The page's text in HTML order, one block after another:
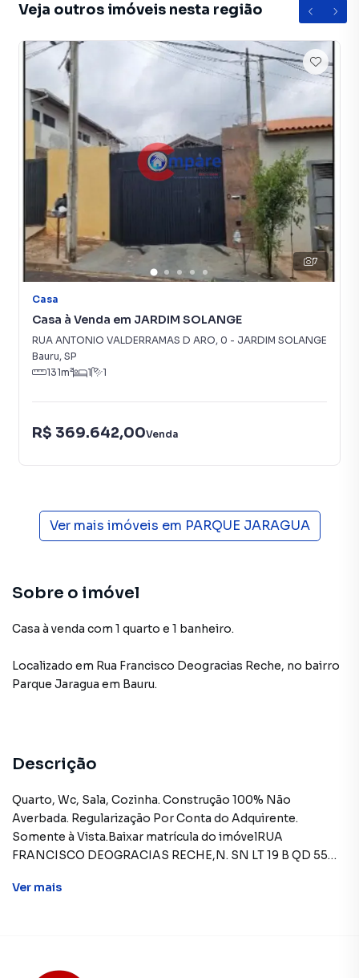
Veja outros imóveis nesta região
7
Casa
Casa à Venda em JARDIM SOLANGE
RUA ANTONIO VALDERRAMAS D ARO, 0 - JARDIM SOLANGE
Bauru, SP
131m² 1 1
R$ 369.642,00Venda
Ver mais imóveis em PARQUE JARAGUA
Sobre o imóvel
Casa à venda com 1 quarto e 1 banheiro.
Localizado em Rua Francisco Deogracias Reche, no bairro
Parque Jaragua em Bauru.
Descrição
Quarto, Wc, Sala, Cozinha. Construção 100% Não
Averbada. Regularização Por Conta do Adquirente.
Somente à Vista.Baixar matrícula do imóvelRUA
FRANCISCO DEOGRACIAS RECHE,N. SN LT 19 B QD 55
BAURU - SAO PAULOFORMAS DE PAGAMENTO ACEITAS:
Ver mais